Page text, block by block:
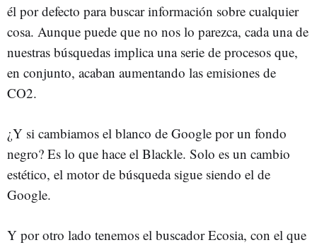
él por defecto para buscar información sobre cualquier
cosa. Aunque puede que no nos lo parezca, cada una de
nuestras búsquedas implica una serie de procesos que,
en conjunto, acaban aumentando las emisiones de
CO2.
¿Y si cambiamos el blanco de Google por un fondo
negro? Es lo que hace el Blackle. Solo es un cambio
estético, el motor de búsqueda sigue siendo el de
Google.
Y por otro lado tenemos el buscador Ecosia, con el que